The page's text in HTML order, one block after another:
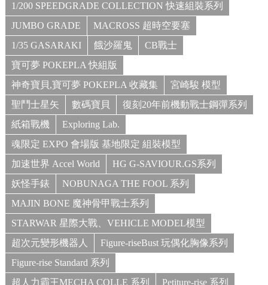
1/200 SPEEDGRADE COLLECTION 快速組裝系列
JUMBO GRADE
MACROSS 超時空要塞
1/35 GASARAKI
餓沙羅鬼
CB戰士
寶可夢 POKEPLA 快組版
神奇寶貝,寶可夢 POKEPLA 收藏集
宮崎駿 模型
聖鬥士星矢
數碼寶貝
復刻20年前機動戰士鋼彈系列
紙箱戰機
Exploring Lab.
魂限定 EXPO 會場版 基地限定 組裝模型
加速世界 Accel World
HG G-SAVIOUR.GS系列
妖怪手錶
NOBUNAGA THE FOOL 系列
MAJIN BONE 魔神骨甲戰士系列
STARWAR 星際大戰、VEHICLE MODEL模型
超次元變形機器人
Figure-riseBust 玩偶化胸像系列
Figure-rise Standard 系列
超人力霸王MECHA COLLE 系列
Petiture-rise 系列